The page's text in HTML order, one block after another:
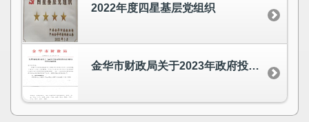
2022年度四星基层党组织
金华市财政局关于2023年政府投资项目审价情况的通报 排名第一